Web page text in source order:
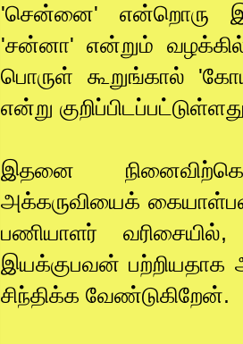
'சென்னை' என்றொரு
'சன்னா' என்றும்
பொருள் கூறுங்கால்
என்று
இதனை
அக்கருவியைக்
பணியாளர்
இயக்குபவன் பற்றியதாக
சிந்திக்க வேண்டுகிறேன்.